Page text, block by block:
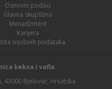
Osnovni podaci
Glavna skupština
Menadžment
Karijera
osobnih podataka
keksa i vafla
43000 Bjelovar, Hrvatska